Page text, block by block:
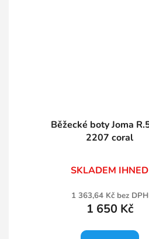
Běžecké boty Joma R.5000
2207 coral
SKLADEM IHNED
1 363,64 Kč bez DPH
1 650 Kč